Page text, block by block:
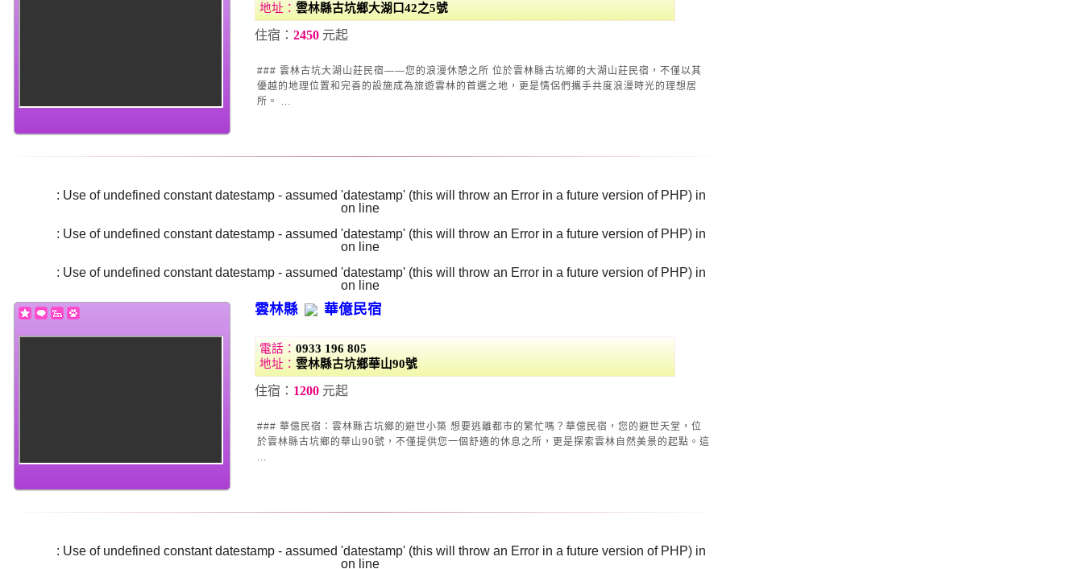
地址： 雲林縣古坑鄉大湖口42之5號
住宿： 2450元起
### 雲林古坑大湖山莊民宿——您的浪漫休憩之所 位於雲林縣古坑鄉的大湖山莊民宿，不僅以其
優越的地理位置和完善的設施成為旅遊雲林的首選之地，更是情侶們攜手共度浪漫時光的理想居
所。 ...
: Use of undefined constant datestamp - assumed 'datestamp' (this will throw an Error in a future version of PHP) in
on line
: Use of undefined constant datestamp - assumed 'datestamp' (this will throw an Error in a future version of PHP) in
on line
: Use of undefined constant datestamp - assumed 'datestamp' (this will throw an Error in a future version of PHP) in
on line
雲林縣 華億民宿
電話： 0933 196 805
地址： 雲林縣古坑鄉華山90號
住宿： 1200元起
### 華億民宿：雲林縣古坑鄉的避世小築 想要逃離都市的繁忙嗎？華億民宿，您的避世天堂，位
於雲林縣古坑鄉的華山90號，不僅提供您一個舒適的休息之所，更是探索雲林自然美景的起點。這
: Use of undefined constant datestamp - assumed 'datestamp' (this will throw an Error in a future version of PHP) in
on line